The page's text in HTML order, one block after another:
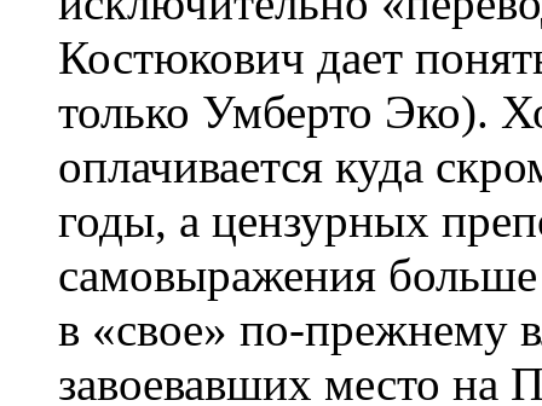
Костюкович дает
только Умберто Эко).
оплачивается куда
годы, а цензурных
самовыражения
в «свое» по-прежнему
завоевавших место на